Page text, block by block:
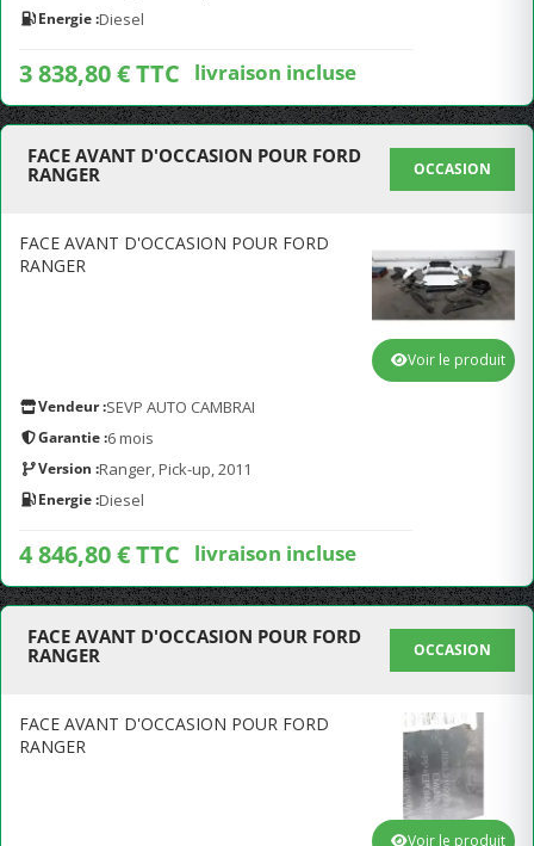
Energie :Diesel
3 838,80 € TTC livraison incluse
FACE AVANT D'OCCASION POUR FORD
RANGER
OCCASION
FACE AVANT D'OCCASION POUR FORD
RANGER
Vendeur :SEVP AUTO CAMBRAI
Garantie :6 mois
Version :Ranger, Pick-up, 2011
Energie :Diesel
4 846,80 € TTC livraison incluse
Voir le produit
FACE AVANT D'OCCASION POUR FORD
RANGER
OCCASION
FACE AVANT D'OCCASION POUR FORD
RANGER
Voir le produit